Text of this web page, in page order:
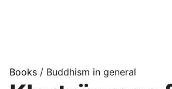
Books / Buddhism in general